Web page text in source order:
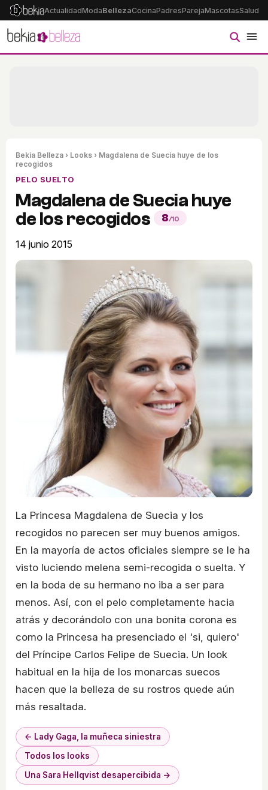
ActualidadModaBellezaCocinaPadresParejaMascotasSalud
Bekia Belleza › Looks › Magdalena de Suecia huye de los
recogidos
PELO SUELTO
Magdalena de Suecia huye
de los recogidos
8/10
14 junio 2015
La Princesa Magdalena de Suecia y los
recogidos no parecen ser muy buenos amigos.
En la mayoría de actos oficiales siempre se le ha
visto luciendo melena semi-recogida o suelta. Y
en la boda de su hermano no iba a ser para
menos. Así, con el pelo completamente hacia
atrás y decorándolo con una bonita corona es
como la Princesa ha presenciado el 'si, quiero'
del Príncipe Carlos Felipe de Suecia. Un look
habitual en la hija de los monarcas suecos
hacen que la belleza de su rostros quede aún
más resaltada.
← Lady Gaga, la muñeca siniestra
Todos los looks
Una Sara Hellqvist desapercibida →